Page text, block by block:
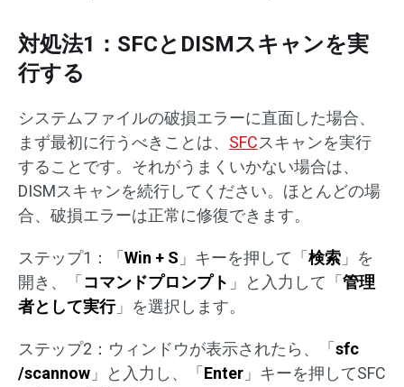
対処法1：SFCとDISMスキャンを実
行する
システムファイルの破損エラーに直面した場合、
まず最初に行うべきことは、 SFCスキャンを実行
することです。それがうまくいかない場合は、
DISMスキャンを続行してください。ほとんどの場
合、破損エラーは正常に修復できます。
ステップ1：「 Win + S 」キーを押して「 検索 」を
開き、「 コマンドプロンプト 」と入力して「 管理
者として実行」を選択します。
ステップ2：ウィンドウが表示されたら、「 sfc
/scannow 」と入力し、「 Enter 」キーを押してSFC